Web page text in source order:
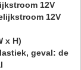
12V
12V
x H)
geval: de